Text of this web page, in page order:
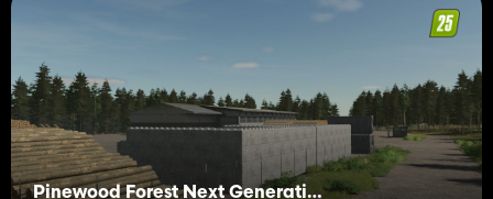
Pinewood Forest Next Generation